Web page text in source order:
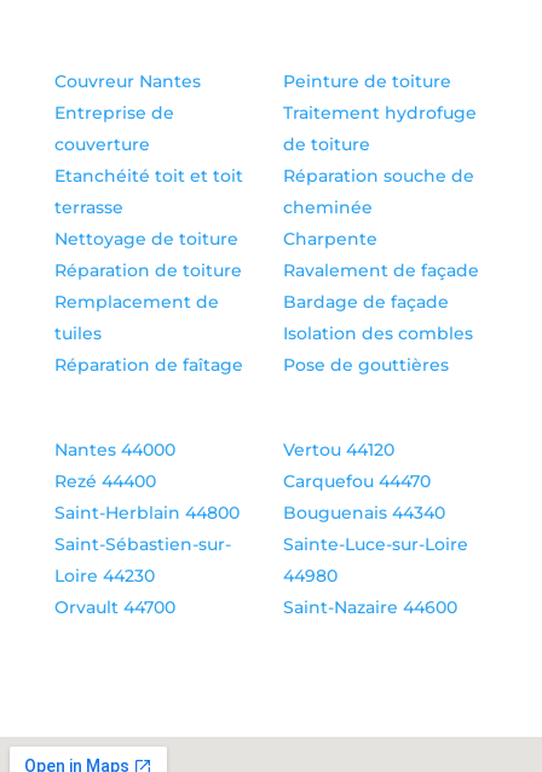
Couvreur Nantes
Entreprise de
couverture
Etanchéité toit et toit
terrasse
Nettoyage de toiture
Réparation de toiture
Remplacement de
tuiles
Réparation de faîtage
Peinture de toiture
Traitement hydrofuge
de toiture
Réparation souche de
cheminée
Charpente
Ravalement de façade
Bardage de façade
Isolation des combles
Pose de gouttières
Nantes 44000
Rezé 44400
Saint-Herblain 44800
Saint-Sébastien-sur-
Loire 44230
Orvault 44700
Vertou 44120
Carquefou 44470
Bouguenais 44340
Sainte-Luce-sur-Loire
44980
Saint-Nazaire 44600